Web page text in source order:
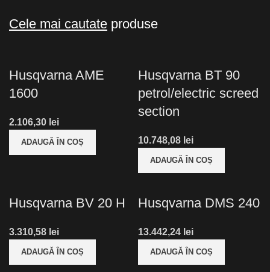
Cele mai cautate produse
Husqvarna AME
1600
lei
ADAUGĂ ÎN COȘ
Husqvarna BT 90
petrol/electric screed
section
lei
ADAUGĂ ÎN COȘ
Husqvarna BV 20 H
lei
ADAUGĂ ÎN COȘ
Husqvarna DMS 240
lei
ADAUGĂ ÎN COȘ